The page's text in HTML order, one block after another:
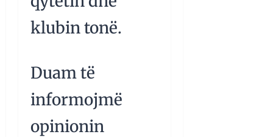
klubin tonë.
Duam të
informojmë
opinionin